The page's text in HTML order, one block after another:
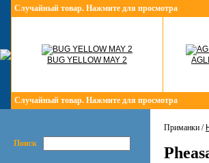
Случайный товар. Нажмите для просмотра
BUG YELLOW MAY 2
Случайный товар. Нажмите для просмотра
Поиск
Приманки /